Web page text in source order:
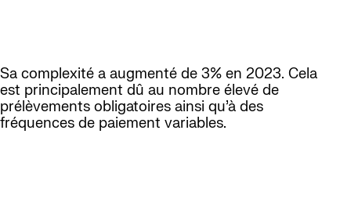
Sa complexité a augmenté de 3% en 2023. Cela
est principalement dû au nombre élevé de
prélèvements obligatoires ainsi qu’à des
fréquences de paiement variables.